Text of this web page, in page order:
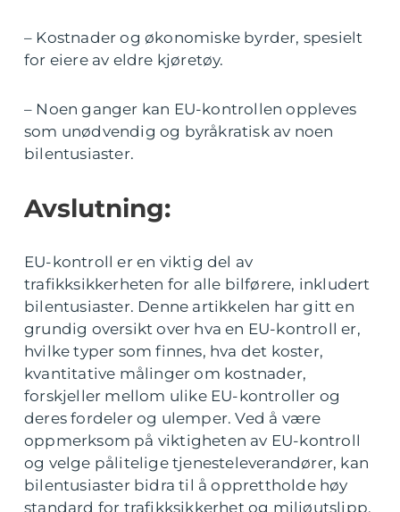
– Kostnader og økonomiske byrder, spesielt
for eiere av eldre kjøretøy.
– Noen ganger kan EU-kontrollen oppleves
som unødvendig og byråkratisk av noen
bilentusiaster.
Avslutning:
EU-kontroll er en viktig del av
trafikksikkerheten for alle bilførere, inkludert
bilentusiaster. Denne artikkelen har gitt en
grundig oversikt over hva en EU-kontroll er,
hvilke typer som finnes, hva det koster,
kvantitative målinger om kostnader,
forskjeller mellom ulike EU-kontroller og
deres fordeler og ulemper. Ved å være
oppmerksom på viktigheten av EU-kontroll
og velge pålitelige tjenesteleverandører, kan
bilentusiaster bidra til å opprettholde høy
standard for trafikksikkerhet og miljøutslipp.